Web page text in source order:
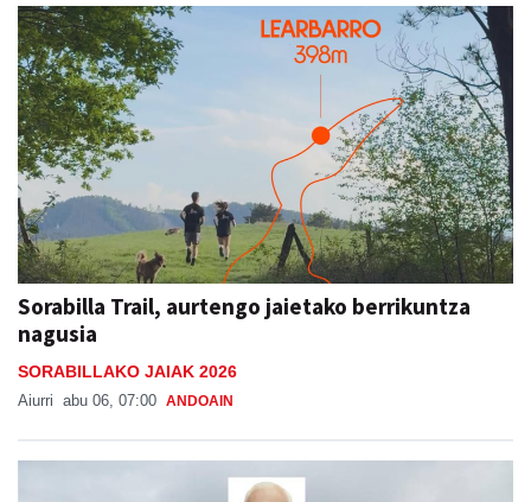
Sorabilla Trail, aurtengo jaietako berrikuntza
nagusia
SORABILLAKO JAIAK 2026
Aiurri abu 06, 07:00 ANDOAIN